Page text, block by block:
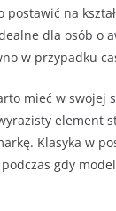
postawić na
dla osób o
w przypadku
mieć w swojej
element
Klasyka w
gdy